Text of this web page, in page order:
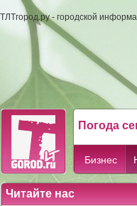
ТЛТгород.ру - городской
Погода
Бизнес
Читайте нас